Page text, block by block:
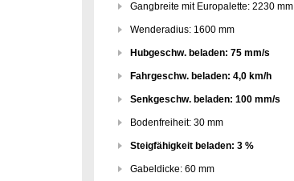
Gangbreite mit Europalette: 2230 mm
Wenderadius: 1600 mm
Hubgeschw. beladen: 75 mm/s
Fahrgeschw. beladen: 4,0 km/h
Senkgeschw. beladen: 100 mm/s
Bodenfreiheit: 30 mm
Steigfähigkeit beladen: 3 %
Gabeldicke: 60 mm